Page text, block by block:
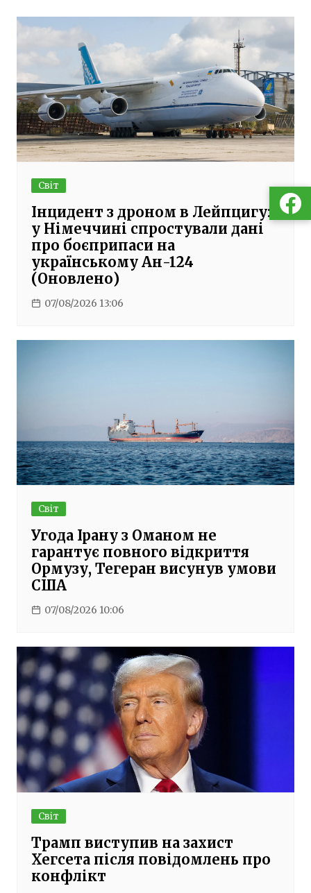
Світ
Інцидент з дроном в Лейпцигу:
у Німеччині спростували дані
про боєприпаси на
українському Ан-124
(Оновлено)
07/08/2026 13:06
Світ
Угода Ірану з Оманом не
гарантує повного відкриття
Ормузу, Тегеран висунув умови
США
07/08/2026 10:06
Світ
Трамп виступив на захист
Хегсета після повідомлень про
конфлікт